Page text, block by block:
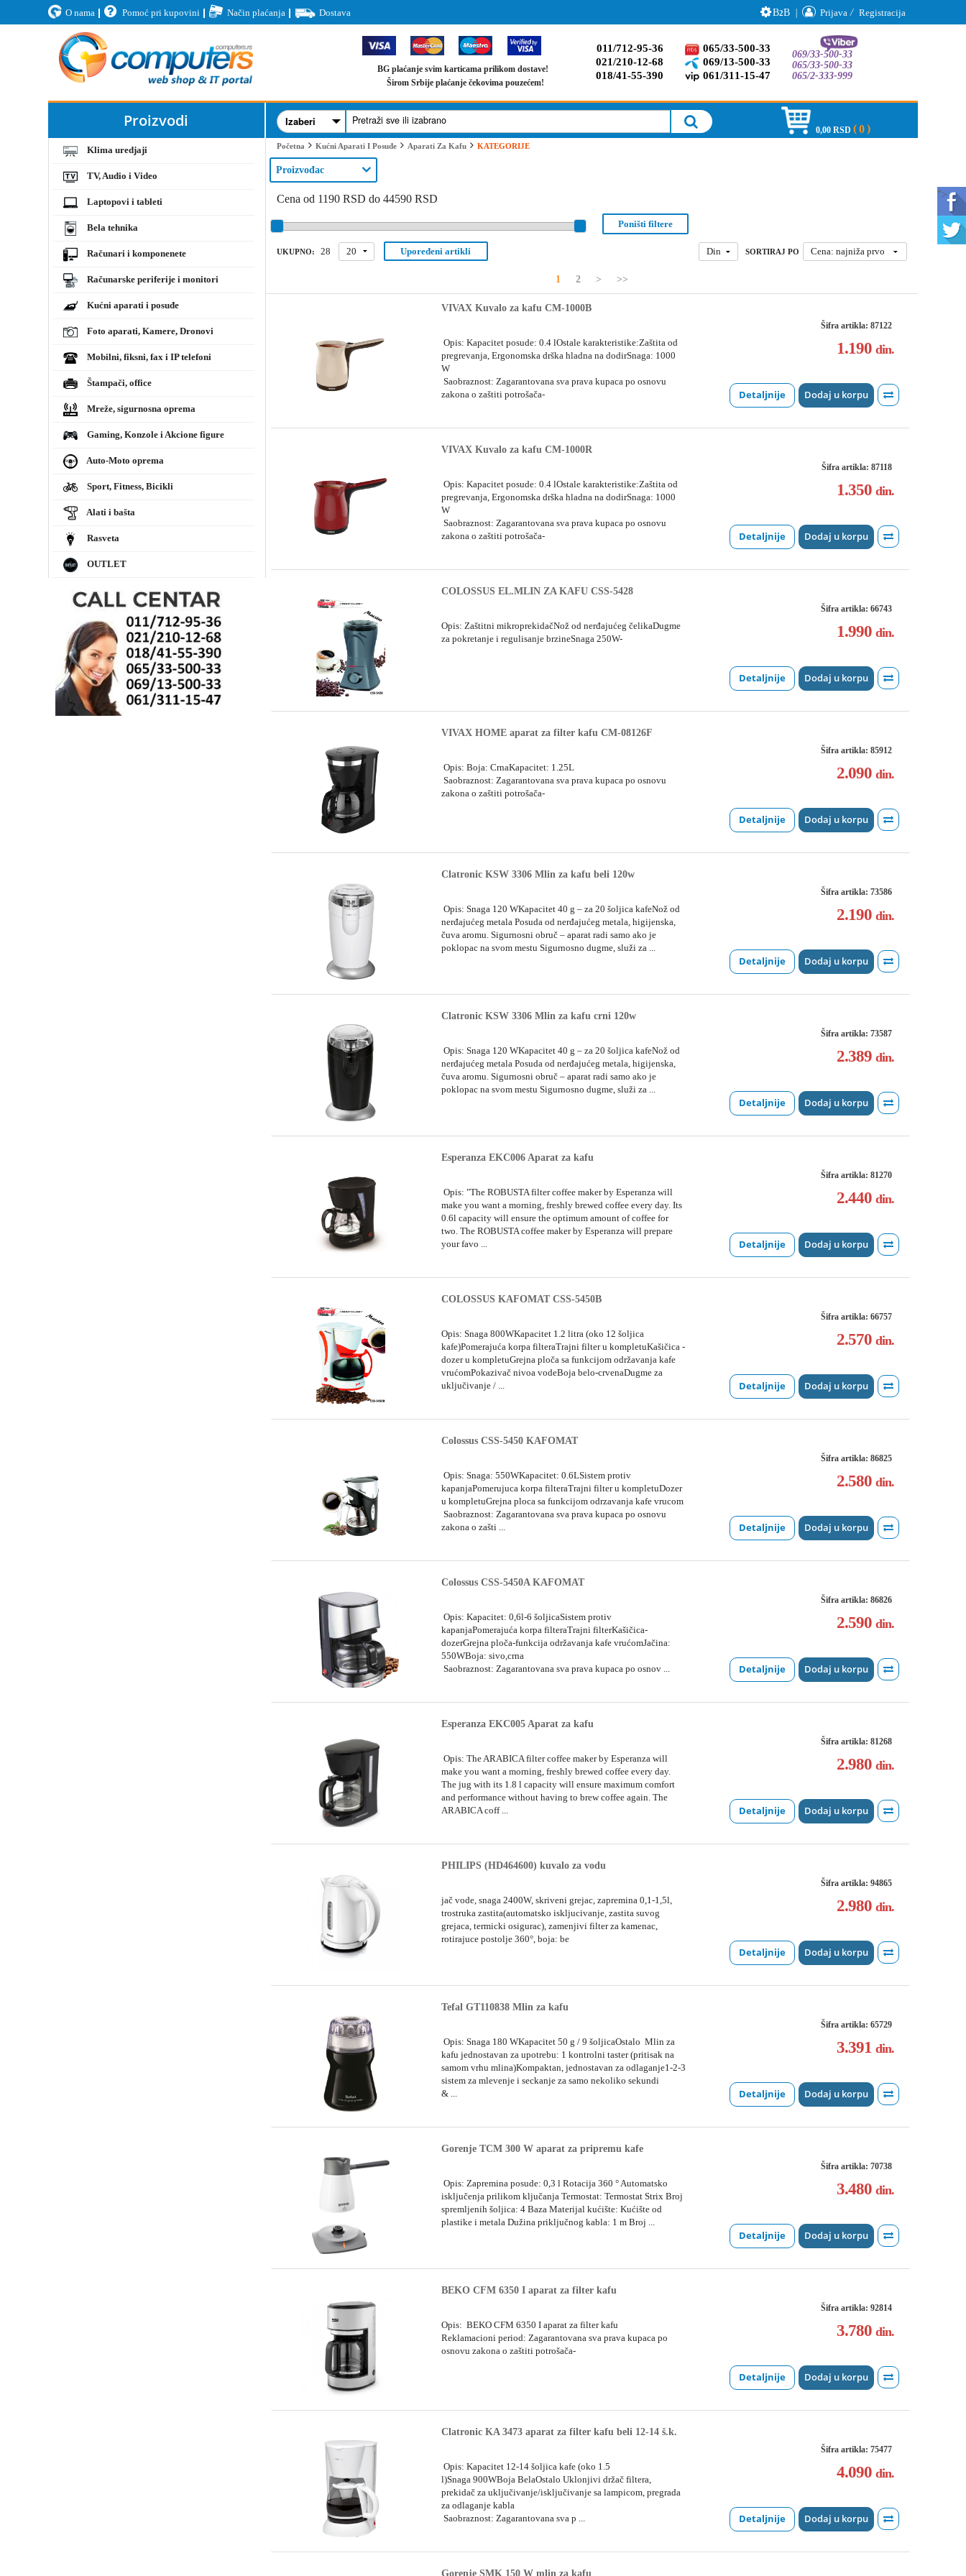
">
O nama Pomoć pri kupovini Način plaćanja Dostava B2B | Prijava / Registracija
BG plaćanje svim karticama prilikom dostave!
Širom Srbije plaćanje čekovima pouzećem!
011/712-95-36
021/210-12-68
018/41-55-390
065/33-500-33
069/13-500-33
061/311-15-47
069/33-500-33
065/33-500-33
065/2-333-999
Proizvodi
Klima uredjaji
TV, Audio i Video
Laptopovi i tableti
Bela tehnika
Računari i komponenete
Računarske periferije i monitori
Kućni aparati i posuđe
Foto aparati, Kamere, Dronovi
Mobilni, fiksni, fax i IP telefoni
Štampači, office
Mreže, sigurnosna oprema
Gaming, Konzole i Akcione figure
Auto-Moto oprema
Sport, Fitness, Bicikli
Alati i bašta
Rasveta
OUTLET
0,00 RSD 0
Početna Kućni Aparati I Posuđe Aparati Za Kafu KATEGORIJE
Proizvođac
Cena od 1190 RSD do 44590 RSD
Poništi filtere
UKUPNO: 28 20 Upoređeni artikli Din SORTIRAJ PO Cena: najniža prvo
1 2 > >>
VIVAX Kuvalo za kafu CM-1000B
Šifra artikla: 87122
Opis: Kapacitet posude: 0.4 lOstale karakteristike:Zaštita od
pregrevanja, Ergonomska drška hladna na dodirSnaga: 1000
W
Saobraznost: Zagarantovana sva prava kupaca po osnovu
zakona o zaštiti potrošača-
1.190din.
Detaljnije Dodaj u korpu
VIVAX Kuvalo za kafu CM-1000R
Šifra artikla: 87118
Opis: Kapacitet posude: 0.4 lOstale karakteristike:Zaštita od
pregrevanja, Ergonomska drška hladna na dodirSnaga: 1000
W
Saobraznost: Zagarantovana sva prava kupaca po osnovu
zakona o zaštiti potrošača-
1.350din.
Detaljnije Dodaj u korpu
COLOSSUS EL.MLIN ZA KAFU CSS-5428
Šifra artikla: 66743
Opis: Zaštitni mikroprekidačNož od nerđajućeg čelikaDugme
za pokretanje i regulisanje brzineSnaga 250W-
1.990din.
Detaljnije Dodaj u korpu
VIVAX HOME aparat za filter kafu CM-08126F
Šifra artikla: 85912
Opis: Boja: CrnaKapacitet: 1.25L
Saobraznost: Zagarantovana sva prava kupaca po osnovu
zakona o zaštiti potrošača-
2.090din.
Detaljnije Dodaj u korpu
Clatronic KSW 3306 Mlin za kafu beli 120w
Šifra artikla: 73586
Opis: Snaga 120 WKapacitet 40 g – za 20 šoljica kafeNož od
nerđajućeg metala Posuda od nerđajućeg metala, higijenska,
čuva aromu. Sigurnosni obruč – aparat radi samo ako je
poklopac na svom mestu Sigurnosno dugme, služi za ...
2.190din.
Detaljnije Dodaj u korpu
Clatronic KSW 3306 Mlin za kafu crni 120w
Šifra artikla: 73587
Opis: Snaga 120 WKapacitet 40 g – za 20 šoljica kafeNož od
nerđajućeg metala Posuda od nerđajućeg metala, higijenska,
čuva aromu. Sigurnosni obruč – aparat radi samo ako je
poklopac na svom mestu Sigurnosno dugme, služi za ...
2.389din.
Detaljnije Dodaj u korpu
Esperanza EKC006 Aparat za kafu
Šifra artikla: 81270
Opis: "The ROBUSTA filter coffee maker by Esperanza will
make you want a morning, freshly brewed coffee every day. Its
0.6l capacity will ensure the optimum amount of coffee for
two. The ROBUSTA coffee maker by Esperanza will prepare
your favo ...
2.440din.
Detaljnije Dodaj u korpu
COLOSSUS KAFOMAT CSS-5450B
Šifra artikla: 66757
Opis: Snaga 800WKapacitet 1.2 litra (oko 12 šoljica
kafe)Pomerajuća korpa filteraTrajni filter u kompletuKašičica -
dozer u kompletuGrejna ploča sa funkcijom održavanja kafe
vrućomPokazivač nivoa vodeBoja belo-crvenaDugme za
uključivanje / ...
2.570din.
Detaljnije Dodaj u korpu
Colossus CSS-5450 KAFOMAT
Šifra artikla: 86825
Opis: Snaga: 550WKapacitet: 0.6LSistem protiv
kapanjaPomerujuca korpa filteraTrajni filter u kompletuDozer
u kompletuGrejna ploca sa funkcijom odrzavanja kafe vrucom
Saobraznost: Zagarantovana sva prava kupaca po osnovu
zakona o zašti ...
2.580din.
Detaljnije Dodaj u korpu
Colossus CSS-5450A KAFOMAT
Šifra artikla: 86826
Opis: Kapacitet: 0,6l-6 šoljicaSistem protiv
kapanjaPomerajuća korpa filteraTrajni filterKašičica-
dozerGrejna ploča-funkcija održavanja kafe vrućomJačina:
550WBoja: sivo,crna
Saobraznost: Zagarantovana sva prava kupaca po osnov ...
2.590din.
Detaljnije Dodaj u korpu
Esperanza EKC005 Aparat za kafu
Šifra artikla: 81268
Opis: The ARABICA filter coffee maker by Esperanza will
make you want a morning, freshly brewed coffee every day.
The jug with its 1.8 l capacity will ensure maximum comfort
and performance without having to brew coffee again. The
ARABICA coff ...
2.980din.
Detaljnije Dodaj u korpu
PHILIPS (HD464600) kuvalo za vodu
Šifra artikla: 94865
jač vode, snaga 2400W, skriveni grejac, zapremina 0,1-1,5l,
trostruka zastita(automatsko iskljucivanje, zastita suvog
grejaca, termicki osigurac), zamenjivi filter za kamenac,
rotirajuce postolje 360°, boja: be
2.980din.
Detaljnije Dodaj u korpu
Tefal GT110838 Mlin za kafu
Šifra artikla: 65729
Opis: Snaga 180 WKapacitet 50 g / 9 šoljicaOstalo Mlin za
kafu jednostavan za upotrebu: 1 kontrolni taster (pritisak na
samom vrhu mlina)Kompaktan, jednostavan za odlaganje1-2-3
sistem za mlevenje i seckanje za samo nekoliko sekundi
& ...
3.391din.
Detaljnije Dodaj u korpu
Gorenje TCM 300 W aparat za pripremu kafe
Šifra artikla: 70738
Opis: Zapremina posude: 0,3 l Rotacija 360 ° Automatsko
isključenja prilikom ključanja Termostat: Termostat Strix Broj
spremljenih šoljica: 4 Baza Materijal kućište: Kućište od
plastike i metala Dužina priključnog kabla: 1 m Broj ...
3.480din.
Detaljnije Dodaj u korpu
BEKO CFM 6350 I aparat za filter kafu
Šifra artikla: 92814
Opis: BEKO CFM 6350 I aparat za filter kafu
Reklamacioni period: Zagarantovana sva prava kupaca po
osnovu zakona o zaštiti potrošača-
3.780din.
Detaljnije Dodaj u korpu
Clatronic KA 3473 aparat za filter kafu beli 12-14 š.k.
Šifra artikla: 75477
Opis: Kapacitet 12-14 šoljica kafe (oko 1.5
l)Snaga 900WBoja BelaOstalo Uklonjivi držač filtera,
prekidač za uključivanje/isključivanje sa lampicom, pregrada
za odlaganje kabla
Saobraznost: Zagarantovana sva p ...
4.090din.
Detaljnije Dodaj u korpu
Gorenje SMK 150 W mlin za kafu